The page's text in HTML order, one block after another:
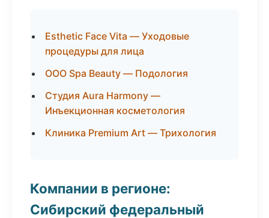
Esthetic Face Vita — Уходовые
процедуры для лица
ООО Spa Beauty — Подология
Студия Aura Harmony —
Инъекционная косметология
Клиника Premium Art — Трихология
Компании в регионе:
Сибирский федеральный